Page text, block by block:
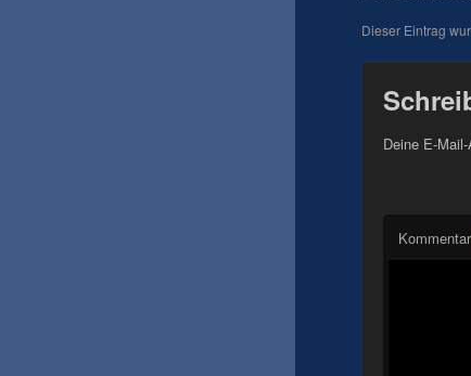
Dieser Eintrag
Deine E-
Kommentar